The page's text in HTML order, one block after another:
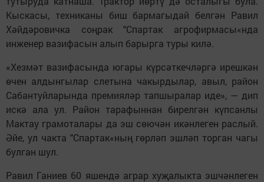
Кыскасы, техниканы биш бармагыдай белгән Равил
Хәйдәровичка соңрак "Спартак агрофирмасы«нда
инженер вазифасын алып барырга туры килә.
«Хезмәт вазифасында югары күрсәткечләргә ирешкән
өчен алдынгылар слетына чакырдылар, авыл, район
Сабантуйларында премияләр тапшыралар иде», — дип
искә ала ул. Район тарафыннан бирелгән күпсанлы
Мактау грамоталары да эш сөючән икәнлеген раслый.
Әйе, ул чакта "Спартак«ның гөрләп эшләп торган чагы
булган шул.
Равил Ганиев 60 яшендә аграр хуҗалыкта эшчәнлеген